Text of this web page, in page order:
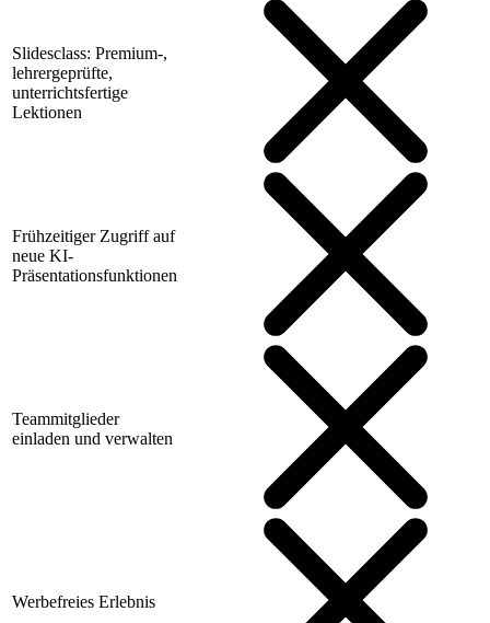
Slidesclass: Premium-,
lehrergeprüfte,
unterrichtsfertige
Lektionen
Frühzeitiger Zugriff auf
neue KI-
Präsentationsfunktionen
Teammitglieder
einladen und verwalten
Werbefreies Erlebnis